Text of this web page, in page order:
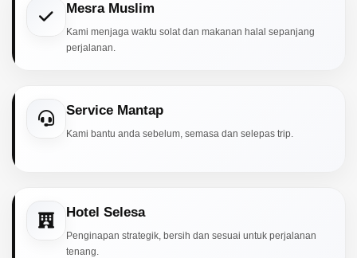
Mesra Muslim
Kami menjaga waktu solat dan makanan halal sepanjang
perjalanan.
Service Mantap
Kami bantu anda sebelum, semasa dan selepas trip.
Hotel Selesa
Penginapan strategik, bersih dan sesuai untuk perjalanan
tenang.